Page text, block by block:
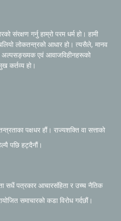
संरक्षण गर्नु हाम्रो परम धर्म हो। हामी
लोकतन्त्रको आधार हो। त्यसैले, मानव
अल्पसङ्ख्यक एवं आवाजविहीनहरूको
कर्तव्य हो।
पक्षधर हौं। राज्यशक्ति वा सत्ताको
पछि हट्दैनौं।
सधैं पत्रकार आचारसंहिता र उच्च नैतिक
समाचारको कडा विरोध गर्दछौं।